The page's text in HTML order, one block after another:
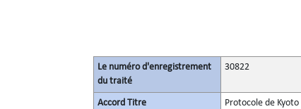
Le numéro d'enregistrement
du traité
30822
Accord Titre Protocole de